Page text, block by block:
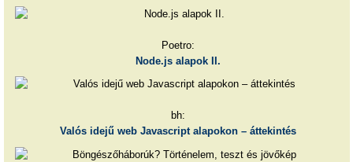
Poetro:
Node.js alapok II.
bh:
Valós idejű web Javascript alapokon – áttekintés